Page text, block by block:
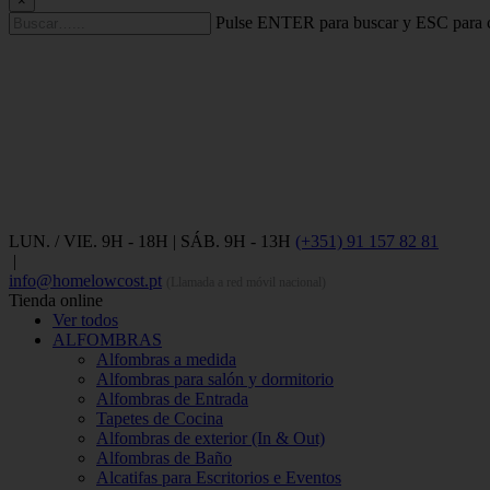
Pulse ENTER para buscar y ESC para
LUN. / VIE. 9H - 18H | SÁB. 9H - 13H (+351) 91 157 82 81
|
info@homelowcost.pt
Tienda online
Ver todos
ALFOMBRAS
Alfombras a medida
Alfombras para salón y dormitorio
Alfombras de Entrada
Tapetes de Cocina
Alfombras de exterior (In & Out)
Alfombras de Baño
Alcatifas para Escritorios e Eventos